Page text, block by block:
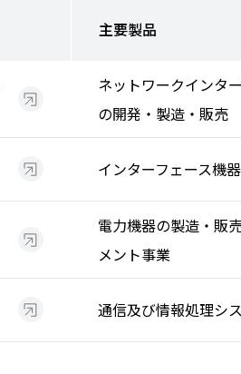
主要製品
ネットワークインタ
の開発・製造・販売
インターフェース機
電力機器の製造・販
メント事業
通信及び情報処理シ